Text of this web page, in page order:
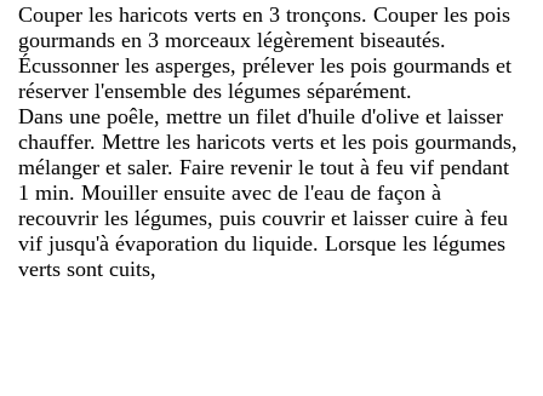
Couper les haricots verts en 3 tronçons. Couper les pois
gourmands en 3 morceaux légèrement biseautés.
Écussonner les asperges, prélever les pois gourmands et
réserver l'ensemble des légumes séparément.
Dans une poêle, mettre un filet d'huile d'olive et laisser
chauffer. Mettre les haricots verts et les pois gourmands,
mélanger et saler. Faire revenir le tout à feu vif pendant
1 min. Mouiller ensuite avec de l'eau de façon à
recouvrir les légumes, puis couvrir et laisser cuire à feu
vif jusqu'à évaporation du liquide. Lorsque les légumes
verts sont cuits,